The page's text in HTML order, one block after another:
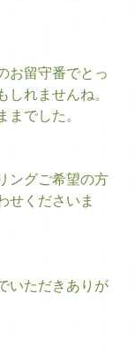
お留守番でとっ
れませんね。
までした。
ングご希望の方
せくださいま
いただきありが